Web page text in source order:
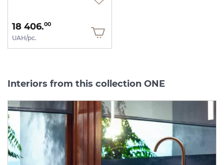
18 406.00
UAH/pc.
Interiors from this collection ONE